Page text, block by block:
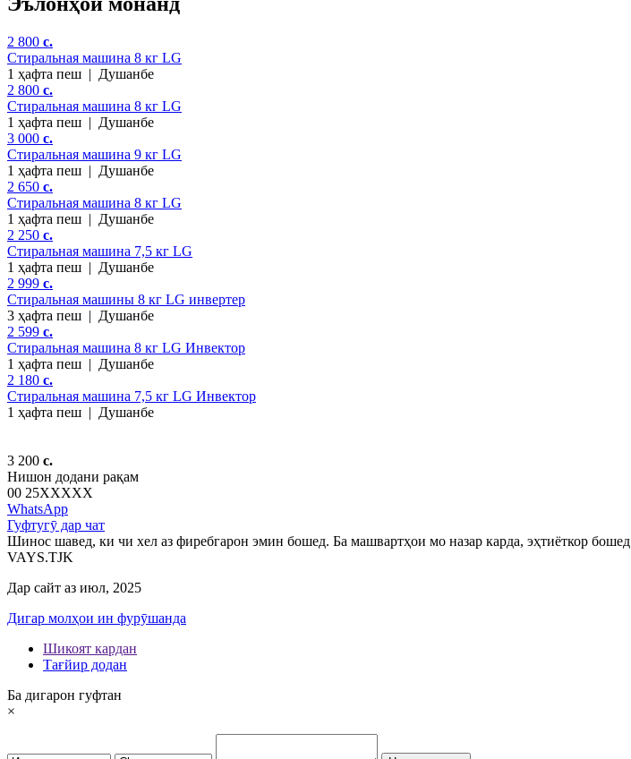
2 800 c.
Стиральная машина 8 кг LG
1 ҳафта пеш | Душанбе
2 800 c.
Стиральная машина 8 кг LG
1 ҳафта пеш | Душанбе
3 000 c.
Стиральная машина 9 кг LG
1 ҳафта пеш | Душанбе
2 650 c.
Стиральная машина 8 кг LG
1 ҳафта пеш | Душанбе
2 250 c.
Стиральная машина 7,5 кг LG
1 ҳафта пеш | Душанбе
2 999 c.
Стиральная машины 8 кг LG инвертер
3 ҳафта пеш | Душанбе
2 599 c.
Стиральная машина 8 кг LG Инвектор
1 ҳафта пеш | Душанбе
2 180 c.
Стиральная машина 7,5 кг LG Инвектор
1 ҳафта пеш | Душанбе
3 200 c.
Нишон додани рақам
00 25XXXXX
WhatsApp
Гуфтугӯ дар чат
Шинос шавед, ки чи хел аз фиребгарон эмин бошед. Ба машвартҳои мо назар карда, эҳтиёткор бошед
VAYS.TJK
Дар сайт аз июл, 2025
Дигар молҳои ин фурӯшанда
Шикоят кардан
Тағйир додан
Ба дигарон гуфтан
×